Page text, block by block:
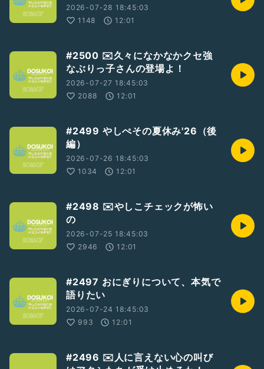
2026-07-28 18:45:03
1148
12:01
#2500 ✉️久々になかなかクセ強
なぶりっ子さんの登場よ！
2026-07-27 18:45:03
2088
12:01
#2499 やしぺその夏休み'26（後
編）
2026-07-26 18:45:03
1034
12:01
#2498 ✉️やしこチェックが怖い
の
2026-07-25 18:45:03
2946
12:01
#2497 おにぎりについて、本気で
語りたい
2026-07-24 18:45:03
993
12:01
#2496 ✉️人に言えない心の叫び